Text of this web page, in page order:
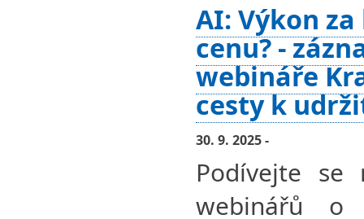
AI: Výkon
cenu? -
webináře
cesty k
30. 9. 2025 -
Podívejte
webinářů o